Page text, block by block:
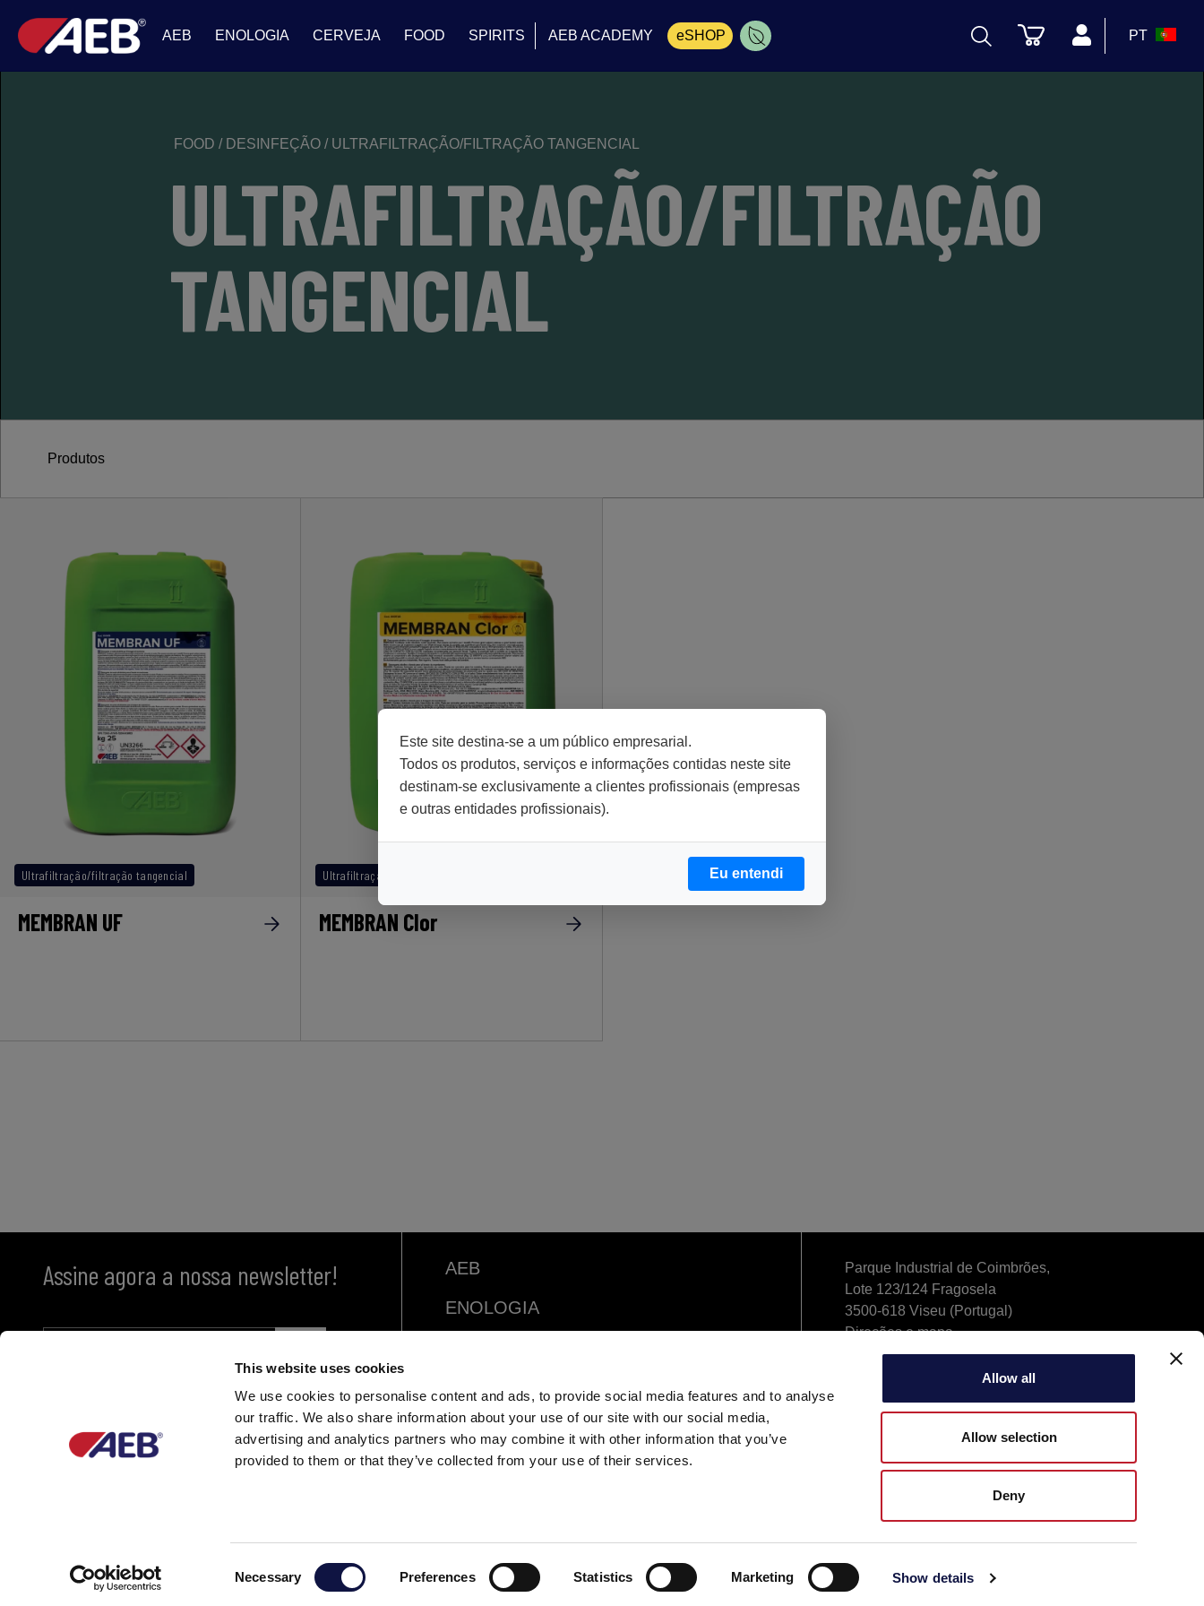
This website uses cookies
We use cookies to personalise content and ads, to provide social media features and to analyse
our traffic. We also share information about your use of our site with our social media,
advertising and analytics partners who may combine it with other information that you’ve
provided to them or that they’ve collected from your use of their services.
Necessary Preferences Statistics Marketing Show details
Allow all
Allow selection
Deny
Este site destina-se a um público empresarial.
Todos os produtos, serviços e informações contidas neste site
destinam-se exclusivamente a clientes profissionais (empresas
e outras entidades profissionais).
Eu entendi
AEB ENOLOGIA CERVEJA FOOD SPIRITS AEB ACADEMY eSHOP PT
FOOD / DESINFEÇÃO / ULTRAFILTRAÇÃO/FILTRAÇÃO TANGENCIAL
ULTRAFILTRAÇÃO/FILTRAÇÃO
TANGENCIAL
Produtos
Ultrafiltração/filtração tangencial
MEMBRAN UF
Ultrafiltração/filtração tangencial
MEMBRAN Clor
Assine agora a nossa newsletter!
AEB
ENOLOGIA
SPIRITS
Parque Industrial de Coimbrões,
Lote 123/124 Fragosela
3500-618 Viseu (Portugal)
Direções e mapa
Phone (chamada para a rede fixa nacional): +351